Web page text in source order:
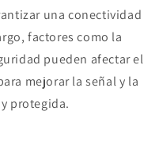
una conectividad
factores como la
pueden afectar el
mejorar la señal y la
protegida.